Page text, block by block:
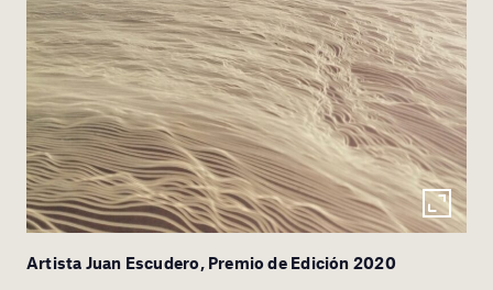
Artista Juan Escudero, Premio de Edición 2020